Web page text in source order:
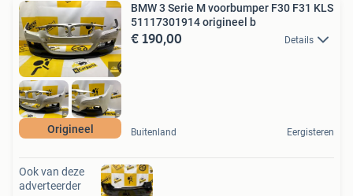
Origineel
BMW 3 Serie M voorbumper F30 F31 KLS
51117301914 origineel b
€ 190,00 Details
Buitenland Eergisteren
Ook van deze
adverteerder